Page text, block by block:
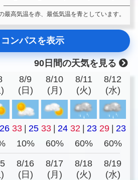
高気温を赤、最低気温を青としています。
コンパスを表示
90日間の天気を見る
8/9
(日)
8/10
(月)
8/11
(火)
8/12
(水)
26 33 | 25 33 | 24 32 | 23 29 | 23
10% 60% 60% 60%
8/16
(日)
8/17
(月)
8/18
(火)
8/19
(水)